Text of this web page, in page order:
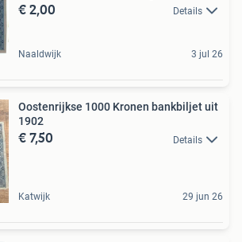
€ 2,00 Details
Naaldwijk 3 jul 26
Oostenrijkse 1000 Kronen bankbiljet uit
1902
€ 7,50 Details
Katwijk 29 jun 26